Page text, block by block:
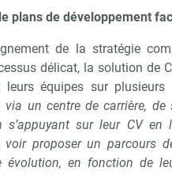
plans de développement
de la stratégie
délicat, la solution de
équipes sur plusieurs
via un centre de carrière,
s’appuyant sur leur CV
proposer un parcours
évolution, en fonction de